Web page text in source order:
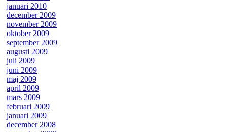
januari 2010
december 2009
november 2009
oktober 2009
september 2009
augusti 2009
juli 2009
juni 2009
maj 2009
april 2009
mars 2009
februari 2009
januari 2009
december 2008